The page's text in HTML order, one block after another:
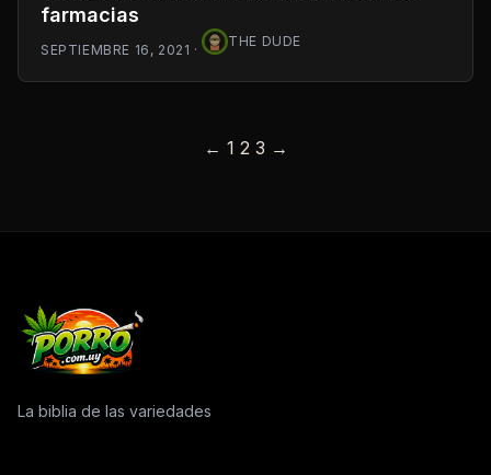
farmacias
SEPTIEMBRE 16, 2021 ·
THE DUDE
Posts
← 1 2 3 →
La biblia de las variedades